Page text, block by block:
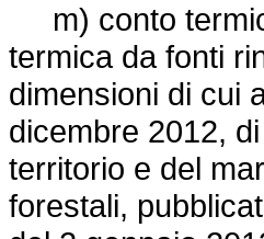
m) conto
termica da fonti
dimensioni di cui
dicembre 2012,
territorio e del
forestali,